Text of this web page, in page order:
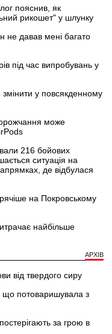
пояснив, як
рикошет" у шлунку
не давав мені багато
під час випробувань у
у повсякденному
може
216 бойових
ситуація на
де відбулася
на Покровському
найбільше
АРХІВ
від твердого сиру
потоваришувала з
за грою в